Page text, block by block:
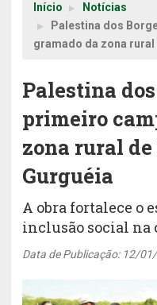
Início
Notícias
Palestina dos
gramado da zona rural
Palestina
primeiro
zona rural de
Gurguéia
A obra fortalece o
inclusão social na
Data de Publicação: 12/